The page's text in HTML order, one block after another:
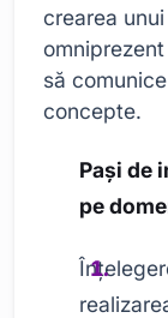
crearea
să
concepte.
Pași de
pe